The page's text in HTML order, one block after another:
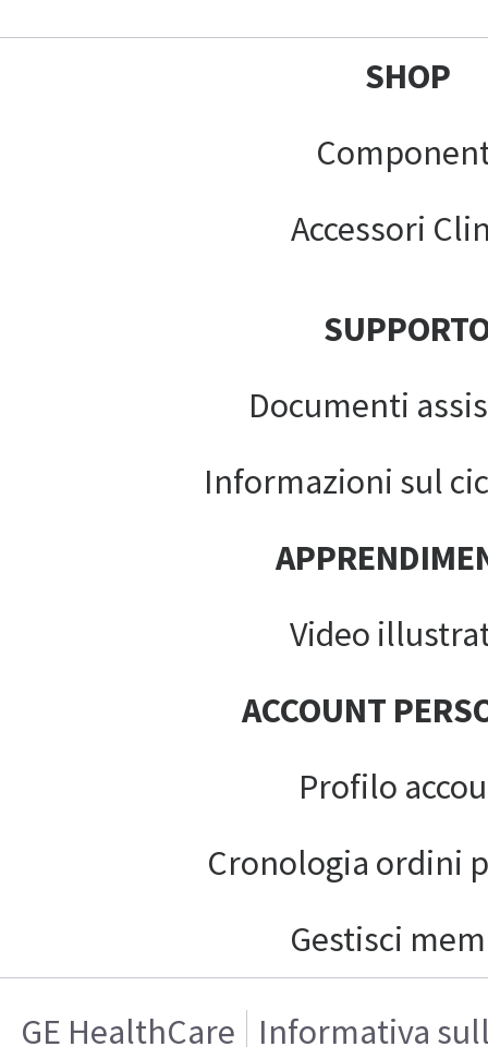
SHOP
Accessori
Documenti
Informazioni sul
Video
ACCOUNT
Profilo
Cronologia ordini
Gestisci
GE HealthCare Informativa